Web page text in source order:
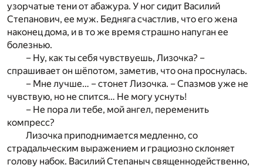
узорчатые тени от абажура. У ног сидит Василий
Степанович, ее муж. Бедняга счастлив, что его жена
наконец дома, и в то же время страшно напуган ее
болезнью.
– Ну, как ты себя чувствуешь, Лизочка? –
спрашивает он шёпотом, заметив, что она проснулась.
– Мне лучше… – стонет Лизочка. – Спазмов уже не
чувствую, но не спится… Не могу уснуть!
– Не пора ли тебе, мой ангел, переменить
компресс?
Лизочка приподнимается медленно, со
страдальческим выражением и грациозно склоняет
голову набок. Василий Степаныч священнодейственно,